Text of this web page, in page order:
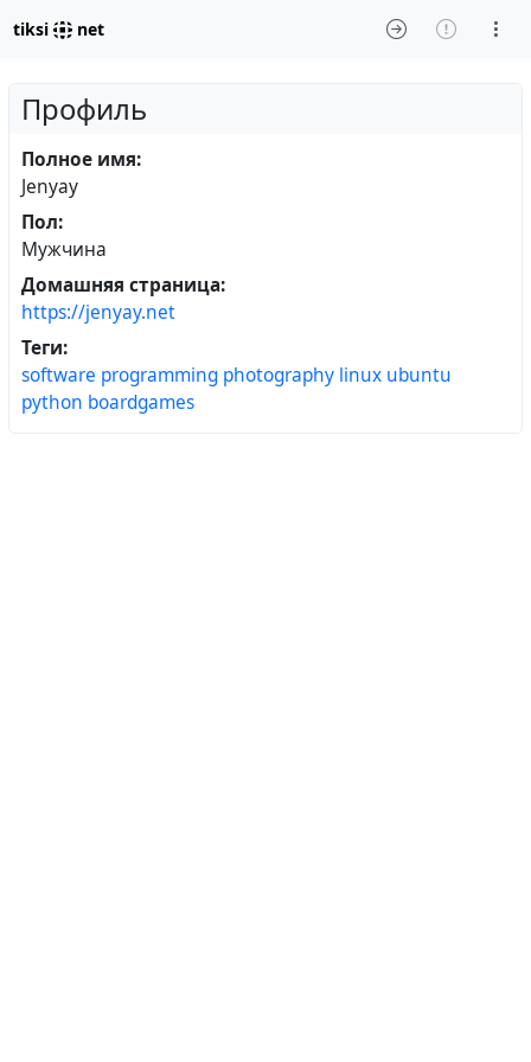
tiksi net
Профиль
Полное имя:
Jenyay
Пол:
Мужчина
Домашняя страница:
https://jenyay.net
Теги:
software programming photography linux ubuntu
python boardgames